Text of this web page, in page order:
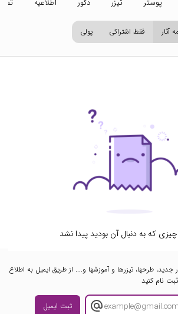
پوستر تیزر دکور اطلاعیه
آثار فقط اشتراکی پولی
که به دنبال آن بودید پیدا نشد
جدید، طرحها، تیزرها و آموزشها و.... از طریق ایمیل به اطلاع
نام کنید
ثبت ایمیل